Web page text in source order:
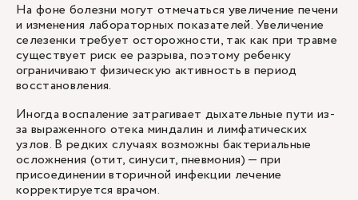
На фоне болезни могут отмечаться увеличение печени
и изменения лабораторных показателей. Увеличение
селезенки требует осторожности, так как при травме
существует риск ее разрыва, поэтому ребенку
ограничивают физическую активность в период
восстановления.
Иногда воспаление затрагивает дыхательные пути из-
за выраженного отека миндалин и лимфатических
узлов. В редких случаях возможны бактериальные
осложнения (отит, синусит, пневмония) — при
присоединении вторичной инфекции лечение
корректируется врачом.